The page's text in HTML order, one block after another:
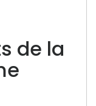
de la